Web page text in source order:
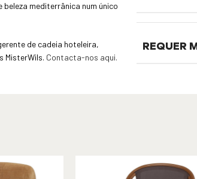
mediterrânica num único
de cadeia hoteleira,
MisterWils. Contacta-nos aqui.
REQUER